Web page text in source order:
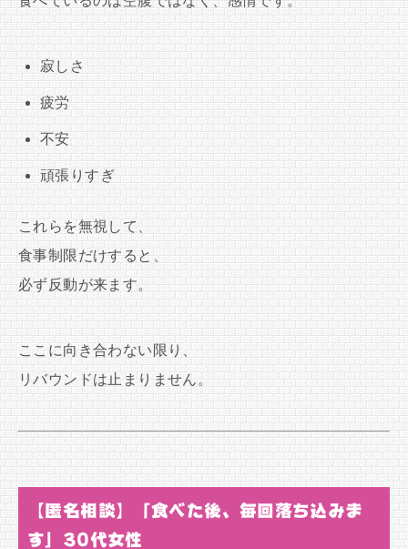
寂しさ
疲労
不安
頑張りすぎ
これらを無視して、
食事制限だけすると、
必ず反動が来ます。
ここに向き合わない限り、
リバウンドは止まりません。
【匿名相談】「食べた後、毎回落ち込みま
す」30代女性